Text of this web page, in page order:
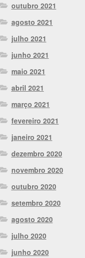
outubro 2021
agosto 2021
julho 2021
junho 2021
maio 2021
abril 2021
março 2021
fevereiro 2021
janeiro 2021
dezembro 2020
novembro 2020
outubro 2020
setembro 2020
agosto 2020
julho 2020
junho 2020